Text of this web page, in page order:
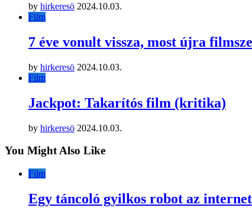
by hirkeresö 2024.10.03.
Film
7 éve vonult vissza, most újra
by hirkeresö 2024.10.03.
Film
Jackpot: Takarítós film (kritika)
by hirkeresö 2024.10.03.
You Might Also Like
Film
Egy táncoló gyilkos robot az